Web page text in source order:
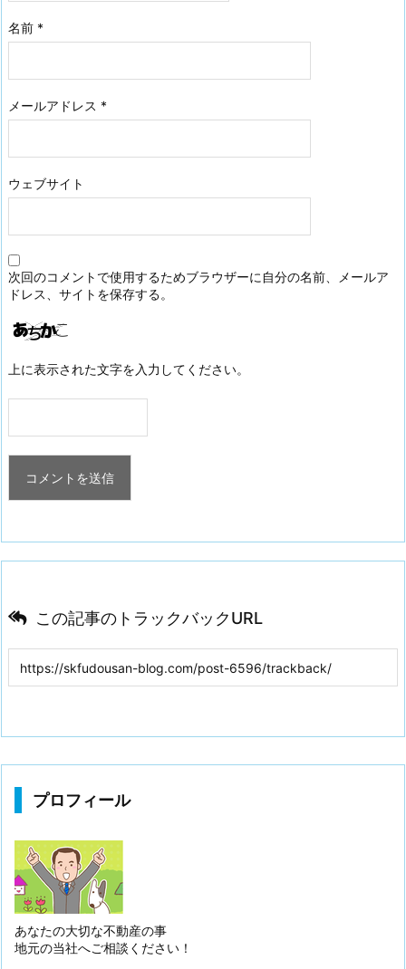
名前 *
メールアドレス *
ウェブサイト
次回のコメントで使用するためブラウザーに自分の名前、メールア
ドレス、サイトを保存する。
上に表示された文字を入力してください。
この記事のトラックバックURL
プロフィール
あなたの大切な不動産の事
地元の当社へご相談ください！